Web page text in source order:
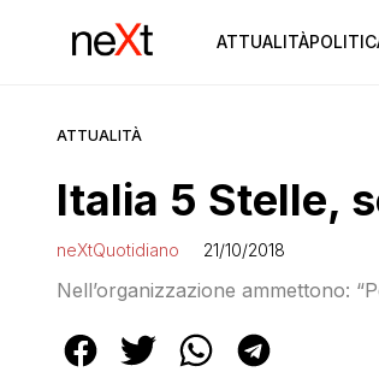
ATTUALITÀ
ATTUALITÀ
Italia 5 Stelle,
neXtQuotidiano 21/10/2018
Nell’organizzazione ammettono: